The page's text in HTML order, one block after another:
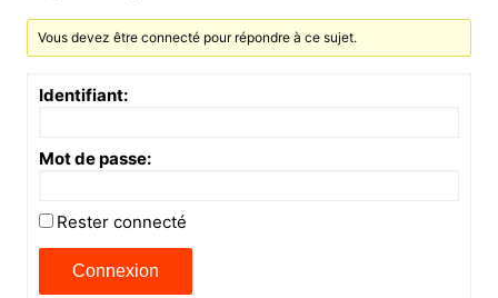
Vous devez être connecté pour répondre à ce sujet.
Identifiant:
Mot de passe:
Rester connecté
Connexion